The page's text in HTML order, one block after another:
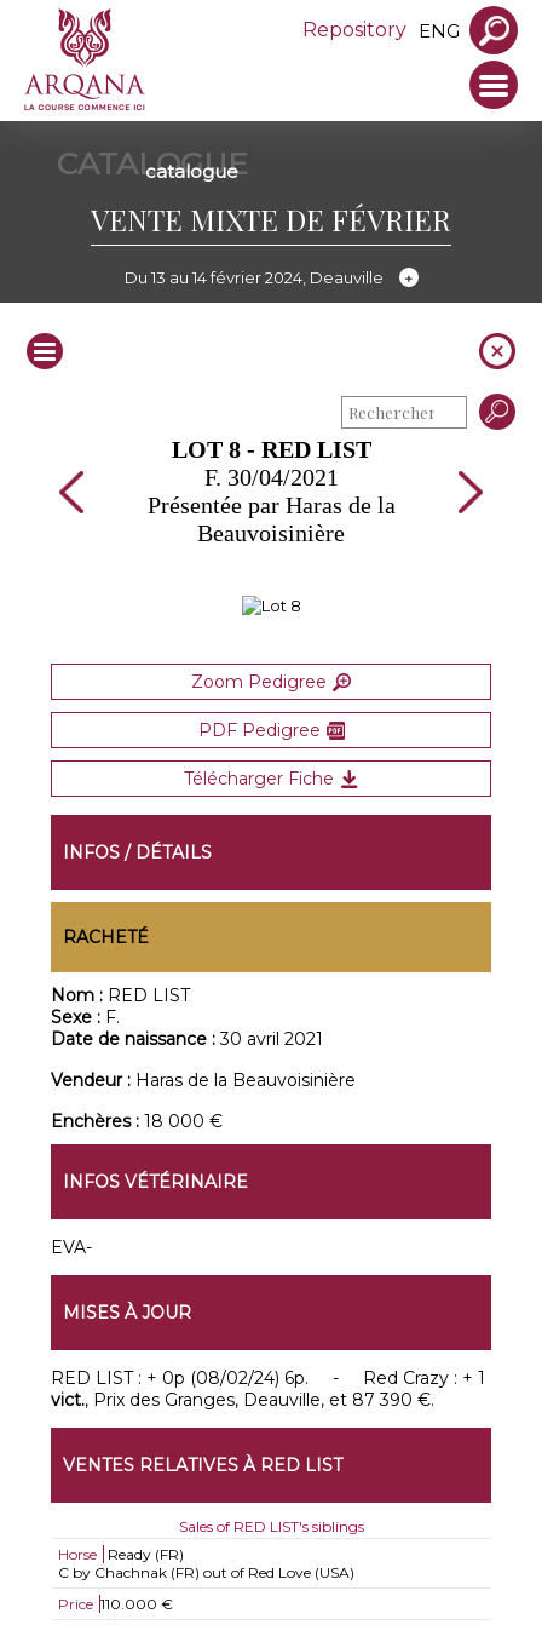
Repository ENG
CATALOGUE
catalogue
VENTE MIXTE DE FÉVRIER
Du 13 au 14 février 2024, Deauville
LOT 8 - RED LIST
F. 30/04/2021
Présentée par Haras de la
Beauvoisinière
Zoom Pedigree
PDF Pedigree
Télécharger Fiche
INFOS / DÉTAILS
RACHETÉ
Nom : RED LIST
Sexe : F.
Date de naissance :30 avril 2021
Vendeur : Haras de la Beauvoisinière
Enchères :18 000 €
INFOS VÉTÉRINAIRE
EVA-
MISES À JOUR
RED LIST : + 0p (08/02/24) 6p. - Red Crazy : + 1
vict., Prix des Granges, Deauville, et 87 390 €.
VENTES RELATIVES À RED LIST
Sales of RED LIST's siblings
Horse
Ready (FR)
C by Chachnak (FR) out of Red Love (USA)
Price 110.000 €